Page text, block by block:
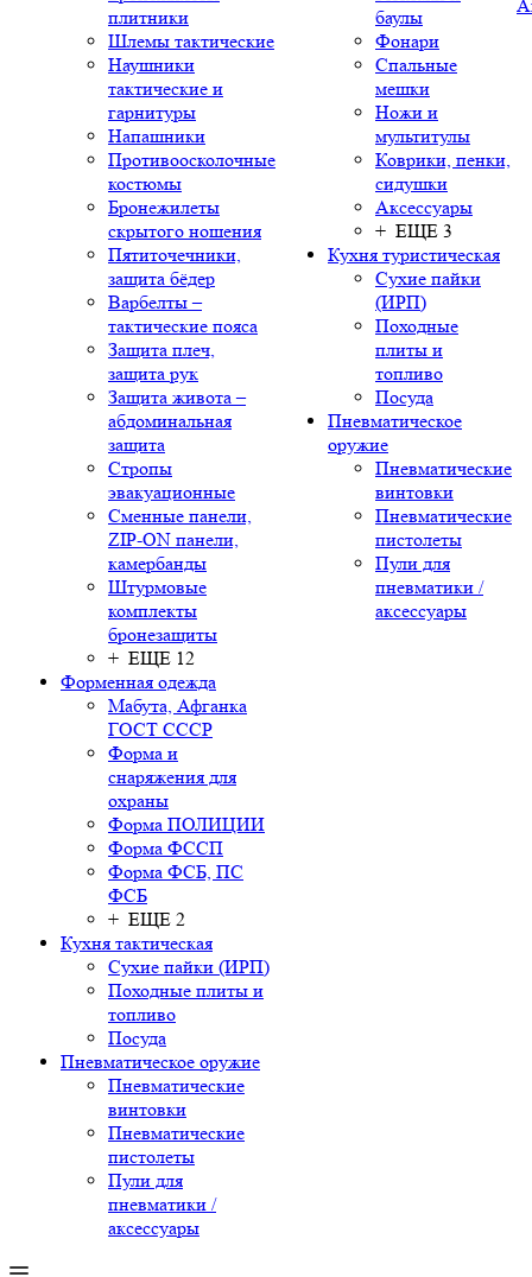
плитники
Шлемы тактические
Наушники
тактические и
гарнитуры
Напашники
Противоосколочные
костюмы
Бронежилеты
скрытого ношения
Пятиточечники,
защита бёдер
Варбелты –
тактические пояса
Защита плеч,
защита рук
Защита живота –
абдоминальная
защита
Стропы
эвакуационные
Сменные панели,
ZIP-ON панели,
камербанды
Штурмовые
комплекты
бронезащиты
+ ЕЩЕ 12
Форменная одежда
Мабута, Афганка
ГОСТ СССР
Форма и
снаряжения для
охраны
Форма ПОЛИЦИИ
Форма ФССП
Форма ФСБ, ПС
ФСБ
+ ЕЩЕ 2
Кухня тактическая
Сухие пайки (ИРП)
Походные плиты и
топливо
Посуда
Пневматическое оружие
Пневматические
винтовки
Пневматические
пистолеты
Пули для
пневматики /
аксессуары
баулы
Фонари
Спальные
мешки
Ножи и
мультитулы
Коврики, пенки,
сидушки
Аксессуары
+ ЕЩЕ 3
Кухня туристическая
Сухие пайки
(ИРП)
Походные
плиты и
топливо
Посуда
Пневматическое
оружие
Пневматические
винтовки
Пневматические
пистолеты
Пули для
пневматики /
аксессуары